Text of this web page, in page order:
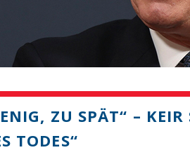
ZU SPÄT“ –
TODES“